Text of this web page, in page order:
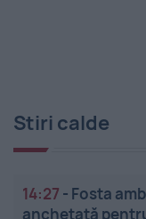
Stiri calde
14:27 - Fosta
anchetată